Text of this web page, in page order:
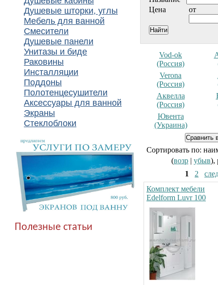
Душевые шторки, углы
Мебель для ванной
Смесители
Душевые панели
Унитазы и биде
Раковины
Инсталляции
Поддоны
Полотенцесушители
Аксессуары для ванной
Экраны
Стеклоблоки
Полезные статьи
Цена
от
Vod-ok
(Россия)
Verona
(Россия)
Аквелла
(Россия)
Ювента
(Украина)
Сортировать по:
(возр | убыв),
1
2
Комплект мебели
Edelform Luvr 100